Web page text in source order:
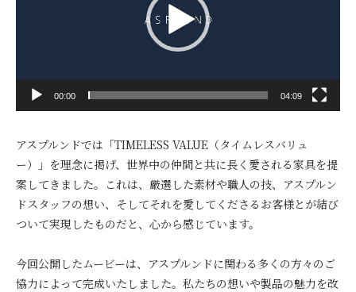
00:00 04:09
アスプルンドでは「TIMELESS VALUE（タイムレスバリュ
ー）」を理念に掲げ、世界中の仲間と共に長く愛される家具を提
案してきました。これは、厳選した素材や職人の技、アスプルン
ドスタッフの想い、そしてそれを愛してくださるお客様とが結び
ついて実現したものだと、心から感じています。
今回公開したムービーは、アスプルンドに関わる多くの方々のご
協力によって完成いたしました。私たちの想いや製品の魅力を改